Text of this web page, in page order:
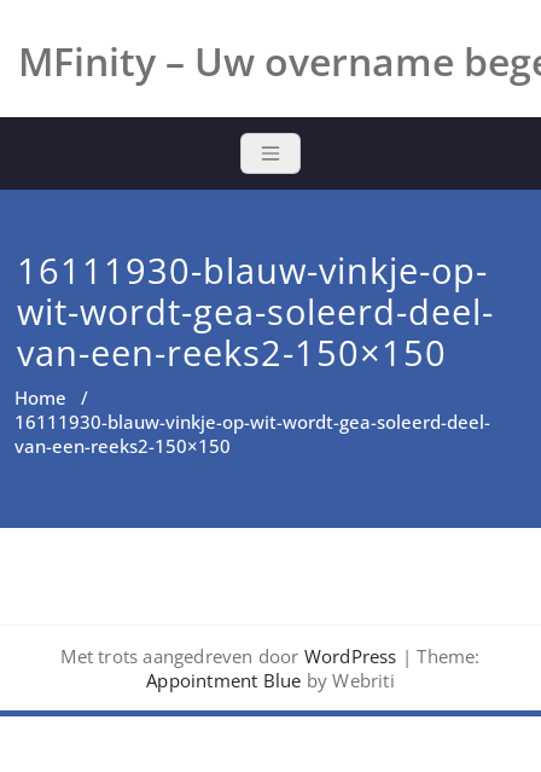
naarMFinity – Uw overname
16111930-blauw-vinkje-op-
wit-wordt-gea-soleerd-deel-
van-een-reeks2-150×150
Home /
16111930-blauw-vinkje-op-wit-wordt-gea-soleerd-deel-
van-een-reeks2-150×150
Met trots aangedreven door WordPress | Theme:
Appointment Blue by Webriti